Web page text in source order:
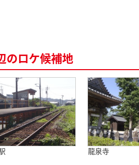
のロケ候補地
龍泉寺